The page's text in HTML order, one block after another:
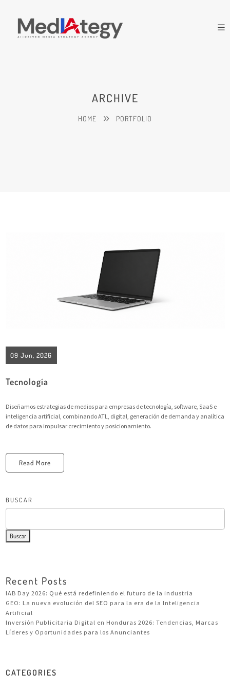
ARCHIVE
HOME PORTFOLIO
09 Jun, 2026
Tecnología
Diseñamos estrategias de medios para empresas de tecnología, software, SaaS e
inteligencia artificial, combinando ATL, digital, generación de demanda y analítica
de datos para impulsar crecimiento y posicionamiento.
Read More
BUSCAR
Buscar
Recent Posts
IAB Day 2026: Qué está redefiniendo el futuro de la industria
GEO: La nueva evolución del SEO para la era de la Inteligencia
Artificial
Inversión Publicitaria Digital en Honduras 2026: Tendencias, Marcas
Líderes y Oportunidades para los Anunciantes
CATEGORIES